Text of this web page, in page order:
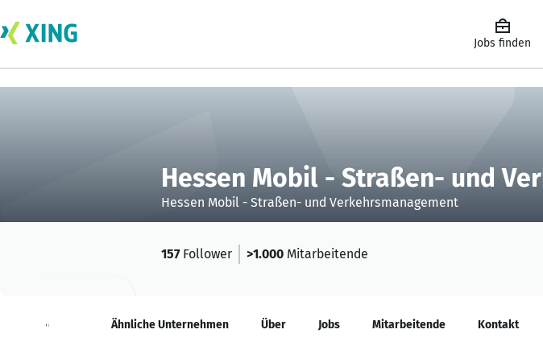
Jobs finden
Hessen Mobil - Straßen- und
Hessen Mobil - Straßen- und Verkehrsmanagement
157Follower >1.000 Mitarbeitende
Neuigkeiten Ähnliche Unternehmen Über Jobs Mitarbeitende Kontakt